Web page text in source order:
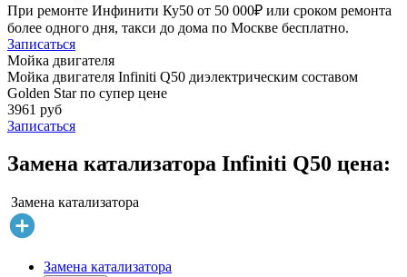
При ремонте Инфинити Ку50 от 50 000₽ или сроком ремонта
более одного дня, такси до дома по Москве бесплатно.
Записаться
Мойка двигателя
Мойка двигателя Infiniti Q50 диэлектрическим составом
Golden Star по супер цене
3961 руб
Записаться
Замена катализатора Infiniti Q50 цена:
Замена катализатора
Замена катализатора